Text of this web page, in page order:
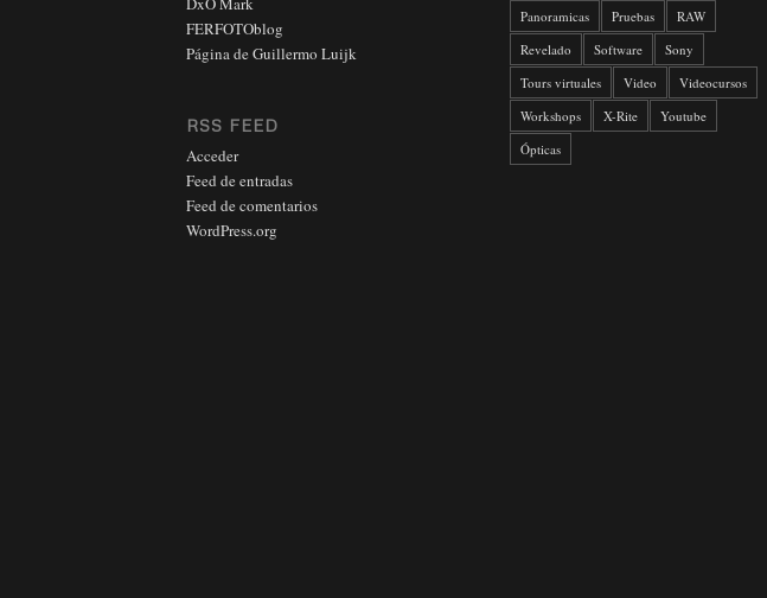
FERFOTOblog
Página de Guillermo Luijk
RSS FEED
Acceder
Feed de entradas
Feed de comentarios
WordPress.org
Panoramicas
Pruebas
RAW
Revelado
Software
Sony
Tours virtuales
Video
Videocursos
Workshops
X-Rite
Youtube
Ópticas